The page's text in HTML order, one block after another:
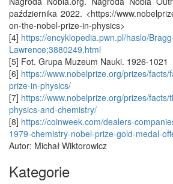
października 2022. <https://
on-the-nobel-prize-in-physics>
[4] https://encyklopedia.pwn.pl/haslo/
Lawrence;3880249.html
[5] Fot. Grupa Muzeum Nauki. 1926-1021
[6] https://www.nobelprize.org/prizes/
prize-in-physics/
[7] https://www.nobelprize.org/prizes/
physics-and-chemistry/
[8] https://coinweek.com/dealers-
1979-chemistry-nobel-prize-gold-medal-
Autor: Michał Wiktorowicz
Kategorie